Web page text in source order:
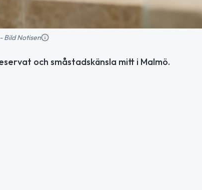
Bild Notisen
och småstadskänsla mitt i Malmö.